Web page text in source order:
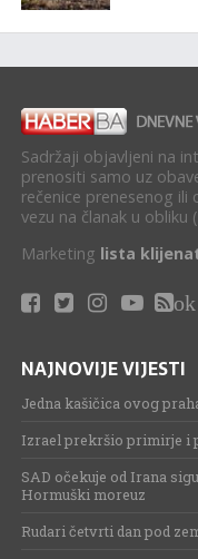
Sadržaji objavljeni na
prenositi samo uz
rečenice prenesenog
vezu na članak u obliku (
Marketing lista
ok
NAJNOVIJE VIJESTI
Jedna kašičica ovog
Izrael prekršio primirje i
SAD očekuje od Irana
Hormuški moreuz
Rudari četvrti dan pod